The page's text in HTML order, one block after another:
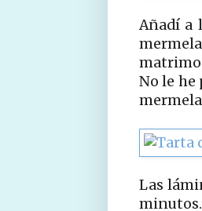
Añadí a
No le he
Las